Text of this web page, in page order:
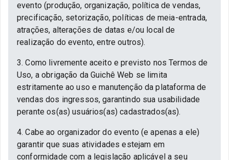
evento (produção, organização, política de vendas,
precificação, setorização, políticas de meia-entrada,
atrações, alterações de datas e/ou local de
realização do evento, entre outros).
3. Como livremente aceito e previsto nos Termos de
Uso, a obrigação da Guichê Web se limita
estritamente ao uso e manutenção da plataforma de
vendas dos ingressos, garantindo sua usabilidade
perante os(as) usuários(as) cadastrados(as).
4. Cabe ao organizador do evento (e apenas a ele)
garantir que suas atividades estejam em
conformidade com a legislação aplicável a seu